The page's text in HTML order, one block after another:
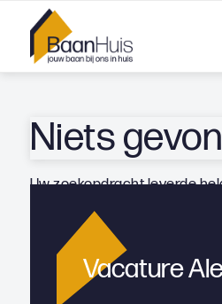
Niets
Uw zoekopdracht leverde
Vacature